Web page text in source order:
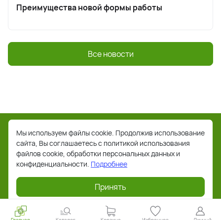
Преимущества новой формы работы
Все новости
8(800)333-44-85
Мы используем файлы cookie. Продолжив использование
сайта, Вы соглашаетесь с политикой использования
файлов cookie, обработки персональных данных и
конфиденциальности. Подробнее
Принять